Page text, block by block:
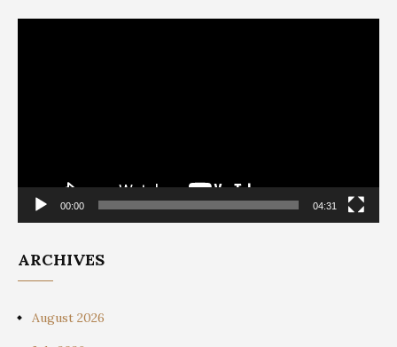
00:00 04:31
ARCHIVES
August 2026